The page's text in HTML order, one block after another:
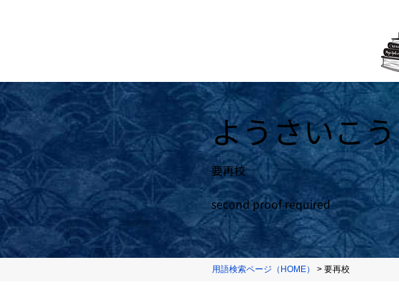
ようさいこう
要再校
second proof required
用語検索ページ（HOME） > 要再校